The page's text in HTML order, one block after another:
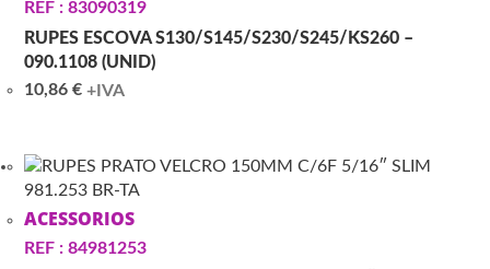
REF : 83090319
RUPES ESCOVA S130/S145/S230/S245/KS260 –
090.1108 (UNID)
10,86€ +IVA
ACESSORIOS
REF : 84981253